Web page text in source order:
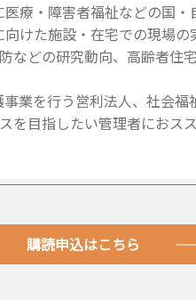
療・障害者福祉などの国・
けた施設・在宅での現場の
などの研究動向、高齢者住
業を行う営利法人、社会福
を目指したい管理者におスス
購読申込はこちら